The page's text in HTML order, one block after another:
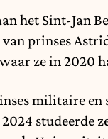
het Sint-Jan
prinses
ze in 2020
militaire
studeerde